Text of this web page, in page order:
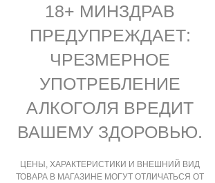
18+ МИНЗДРАВ
ПРЕДУПРЕЖДАЕТ:
ЧРЕЗМЕРНОЕ
УПОТРЕБЛЕНИЕ
АЛКОГОЛЯ ВРЕДИТ
ВАШЕМУ ЗДОРОВЬЮ.
ЦЕНЫ, ХАРАКТЕРИСТИКИ И ВНЕШНИЙ ВИД
ТОВАРА В МАГАЗИНЕ МОГУТ ОТЛИЧАТЬСЯ ОТ